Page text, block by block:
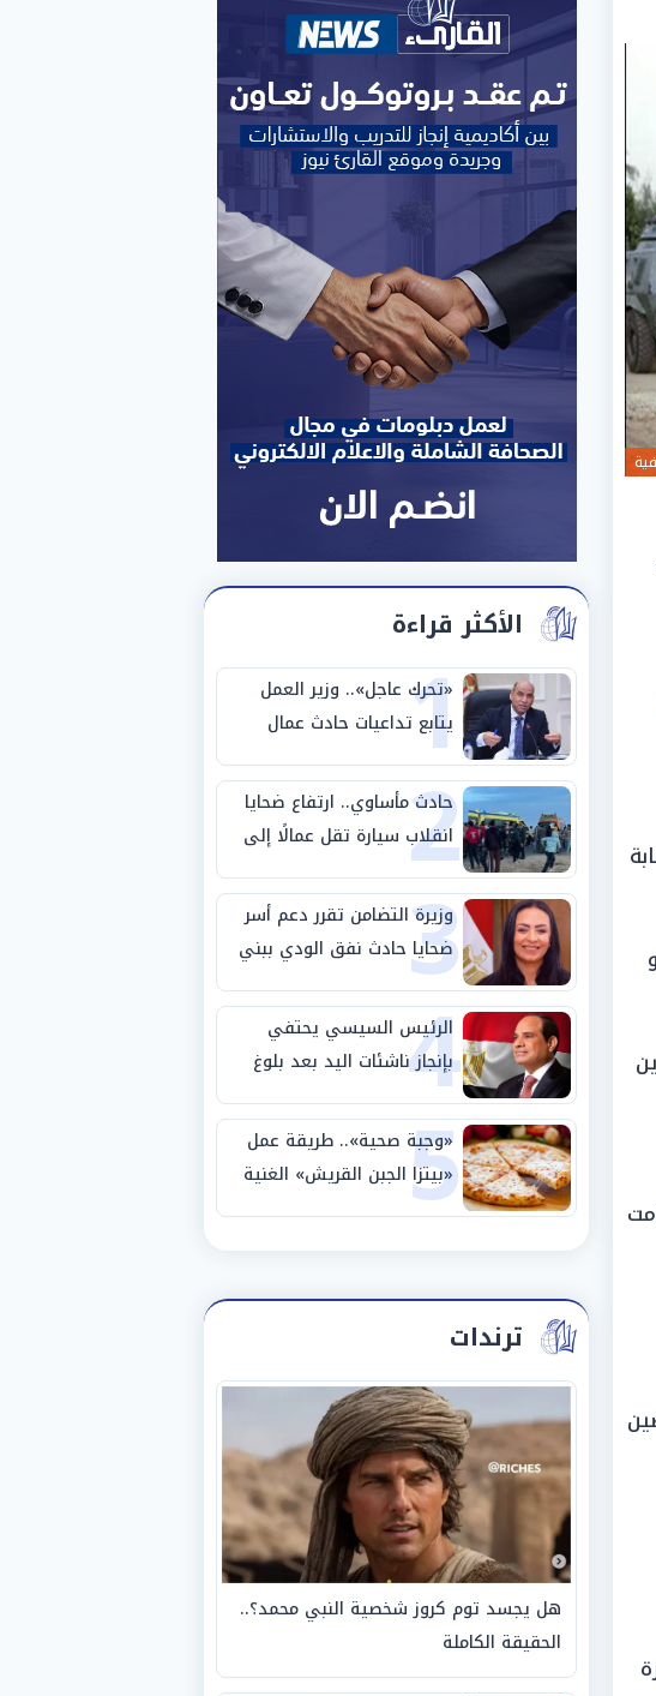
الأكثر قراءة
1
«تحرك عاجل».. وزير العمل
يتابع تداعيات حادث عمال
طريق بني سويف الصحراوي
2
حادث مأساوي.. ارتفاع ضحايا
انقلاب سيارة تقل عمالًا إلى
14 شخصًا
3
وزيرة التضامن تقرر دعم أسر
ضحايا حادث نفق الودي ببني
سويف
4
الرئيس السيسي يحتفي
بإنجاز ناشئات اليد بعد بلوغ
نصف نهائي كأس العالم
5
«وجبة صحية».. طريقة عمل
«بيتزا الجبن القريش» الغنية
بالبروتين
ترندات
هل يجسد توم كروز شخصية النبي محمد؟..
الحقيقة الكاملة